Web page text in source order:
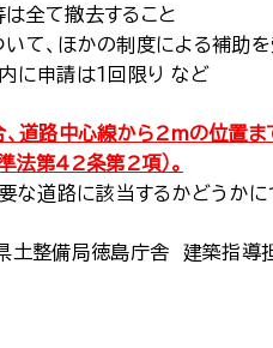
全て撤去すること
て、ほかの制度による補助
に申請は１回限り など
道路中心線から2mの位置ま
法第42条第2項）。
な道路に該当するかどうか
部県土整備局徳島庁舎 建